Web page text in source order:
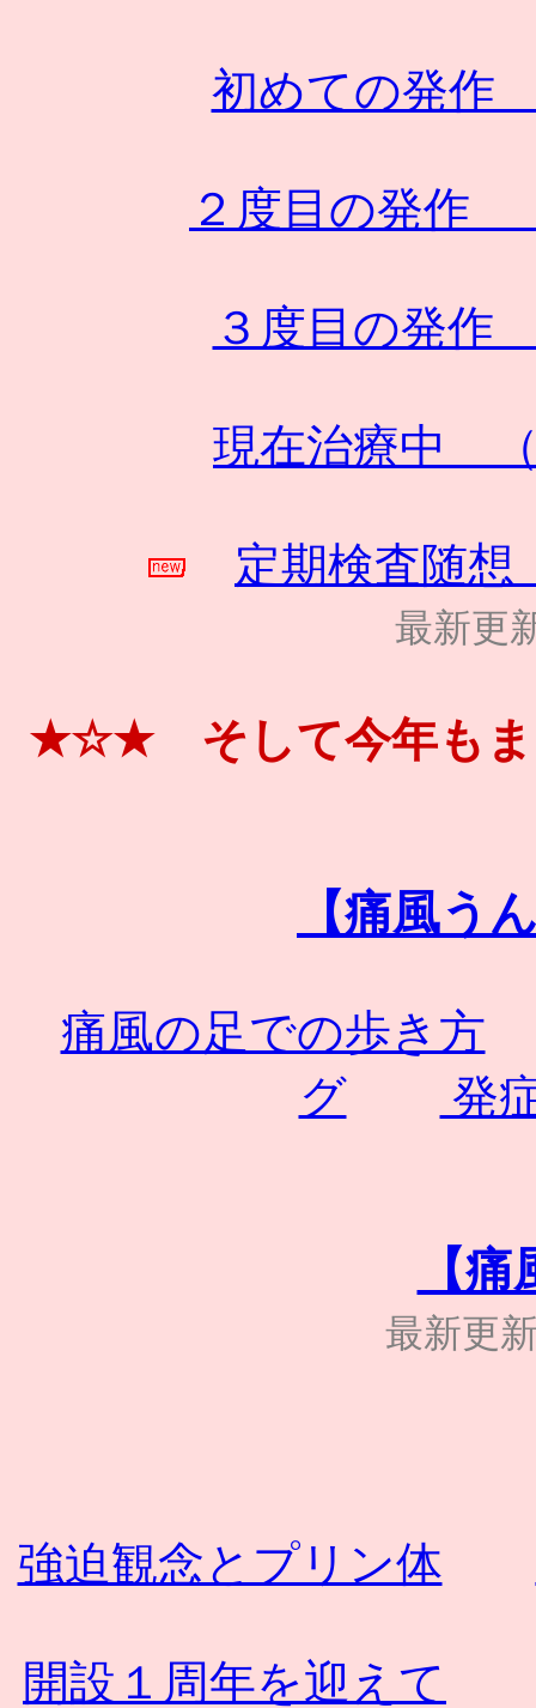
初めての発作
２度目の発作
３度目の発作
現在治療中
定期検査随
最新更
★☆★ そして今年も
【痛風う
痛風の足での歩き方
グ
発
【
最新更
強迫観念とプリン体
開設１周年を迎えて